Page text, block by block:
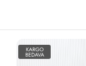
KARGO
BEDAVA